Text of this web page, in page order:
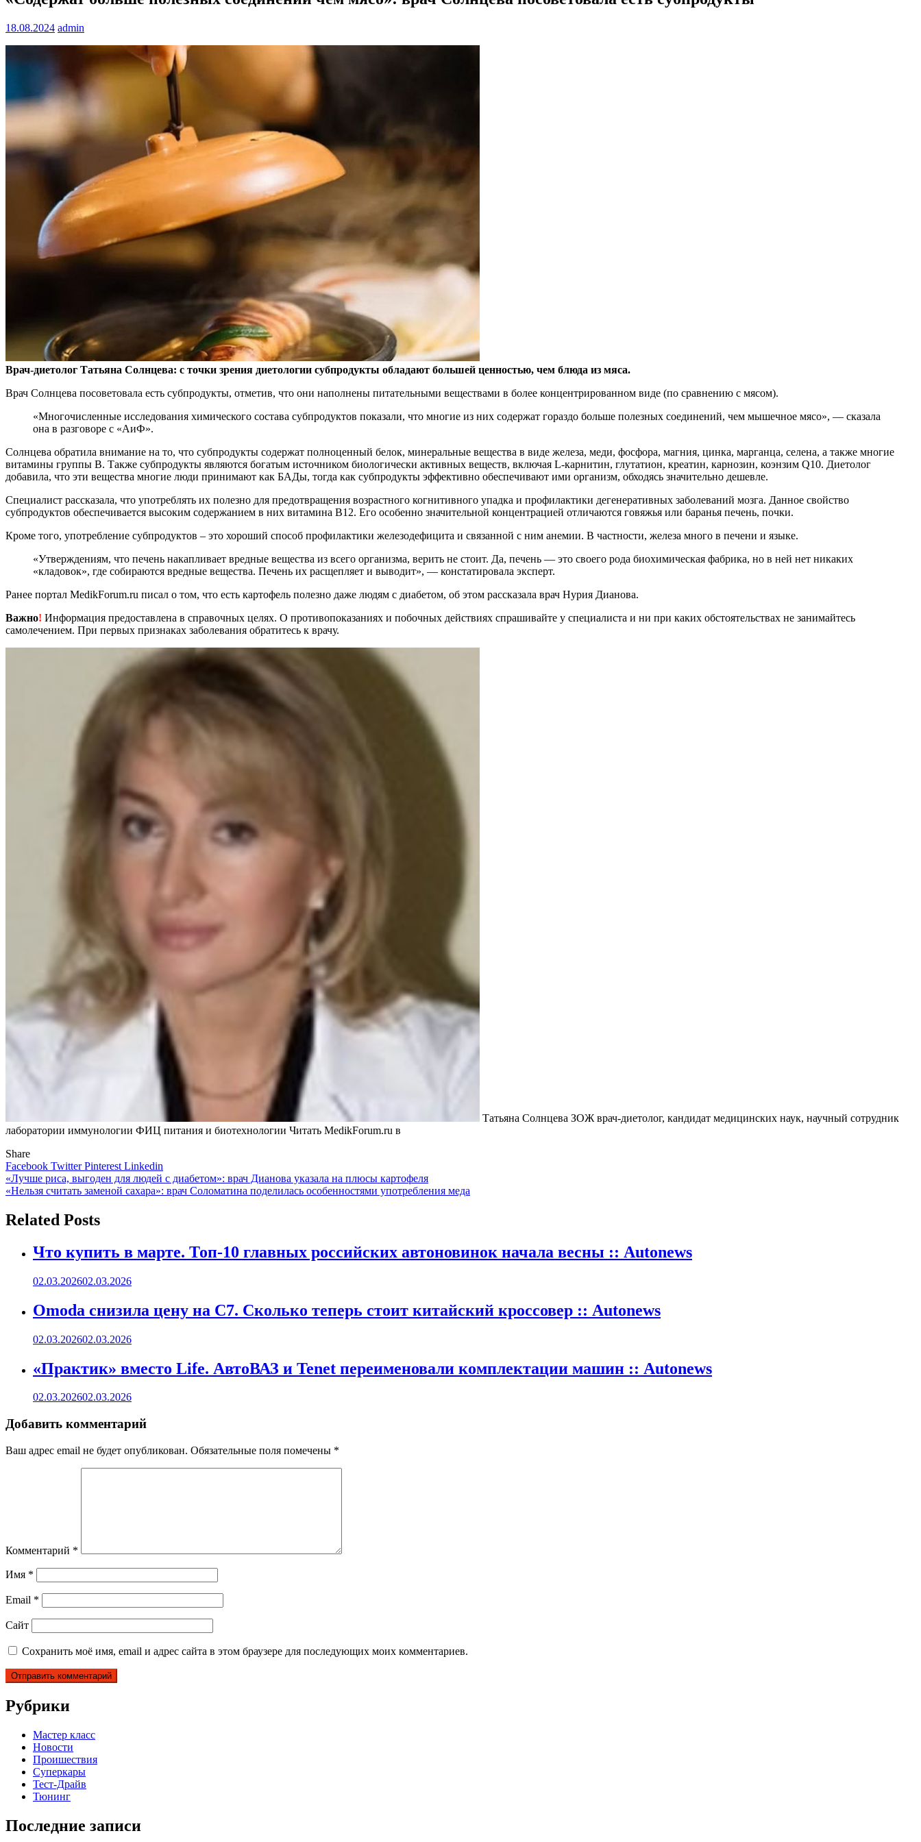
18.08.2024 admin
Врач-диетолог Татьяна Солнцева: с точки зрения диетологии субпродукты обладают большей ценностью, чем блюда из мяса.
Врач Солнцева посоветовала есть субпродукты, отметив, что они наполнены питательными веществами в более концентрированном виде (по сравнению с мясом).
«Многочисленные исследования химического состава субпродуктов показали, что многие из них содержат гораздо больше полезных соединений, чем мышечное мясо», — сказала
она в разговоре с «АиФ».
Солнцева обратила внимание на то, что субпродукты содержат полноценный белок, минеральные вещества в виде железа, меди, фосфора, магния, цинка, марганца, селена, а также многие
витамины группы В. Также субпродукты являются богатым источником биологически активных веществ, включая L-карнитин, глутатион, креатин, карнозин, коэнзим Q10. Диетолог
добавила, что эти вещества многие люди принимают как БАДы, тогда как субпродукты эффективно обеспечивают ими организм, обходясь значительно дешевле.
Специалист рассказала, что употреблять их полезно для предотвращения возрастного когнитивного упадка и профилактики дегенеративных заболеваний мозга. Данное свойство
субпродуктов обеспечивается высоким содержанием в них витамина В12. Его особенно значительной концентрацией отличаются говяжья или баранья печень, почки.
Кроме того, употребление субпродуктов – это хороший способ профилактики железодефицита и связанной с ним анемии. В частности, железа много в печени и языке.
«Утверждениям, что печень накапливает вредные вещества из всего организма, верить не стоит. Да, печень — это своего рода биохимическая фабрика, но в ней нет никаких
«кладовок», где собираются вредные вещества. Печень их расщепляет и выводит», — констатировала эксперт.
Ранее портал MedikForum.ru писал о том, что есть картофель полезно даже людям с диабетом, об этом рассказала врач Нурия Дианова.
Важно! Информация предоставлена в справочных целях. О противопоказаниях и побочных действиях спрашивайте у специалиста и ни при каких обстоятельствах не занимайтесь
самолечением. При первых признаках заболевания обратитесь к врачу.
Татьяна Солнцева ЗОЖ врач-диетолог, кандидат медицинских наук, научный сотрудник
лаборатории иммунологии ФИЦ питания и биотехнологии Читать MedikForum.ru в
Share
Facebook TwitterPinterest Linkedin
Навигация
по
записям
«Лучше риса, выгоден для людей с диабетом»: врач Дианова указала на плюсы картофеля
«Нельзя считать заменой сахара»: врач Соломатина поделилась особенностями употребления меда
Related Posts
Что купить в марте. Топ-10 главных российских автоновинок начала весны :: Autonews
02.03.202602.03.2026
Omoda снизила цену на C7. Сколько теперь стоит китайский кроссовер :: Autonews
02.03.202602.03.2026
«Практик» вместо Life. АвтоВАЗ и Tenet переименовали комплектации машин :: Autonews
02.03.202602.03.2026
Добавить комментарий
Ваш адрес email не будет опубликован. Обязательные поля помечены *
Комментарий *
Имя *
Email *
Сайт
Сохранить моё имя, email и адрес сайта в этом браузере для последующих моих комментариев.
Рубрики
Мастер класс
Новости
Проишествия
Суперкары
Тест-Драйв
Тюнинг
Последние записи